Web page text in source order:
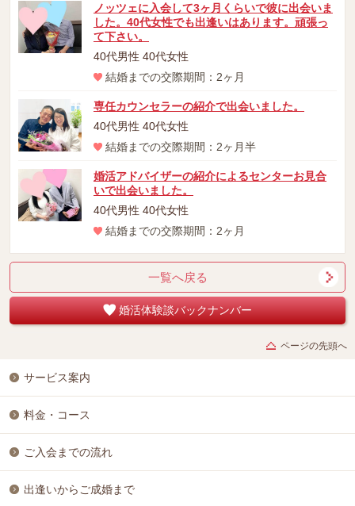
ノッツェに入会して3ヶ月くらいで彼に出会いま
した。40代女性でも出逢いはあります。頑張っ
て下さい。
40代男性 40代女性
結婚までの交際期間：2ヶ月
専任カウンセラーの紹介で出会いました。
40代男性 40代女性
結婚までの交際期間：2ヶ月半
婚活アドバイザーの紹介によるセンターお見合
いで出会いました。
40代男性 40代女性
結婚までの交際期間：2ヶ月
一覧へ戻る
婚活体験談バックナンバー
ページの先頭へ
サービス案内
料金・コース
ご入会までの流れ
出逢いからご成婚まで